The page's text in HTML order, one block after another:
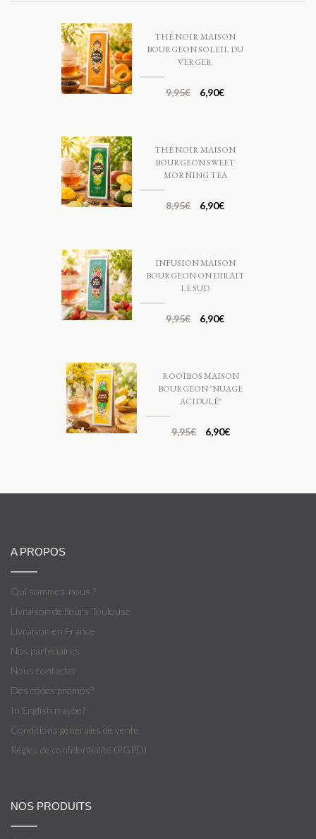
THÉ NOIR MAISON
BOURGEON SOLEIL DU
VERGER
9,95€ 6,90€
THÉ NOIR MAISON
BOURGEON SWEET
MORNING TEA
8,95€ 6,90€
INFUSION MAISON
BOURGEON ON DIRAIT
LE SUD
9,95€ 6,90€
ROOÏBOS MAISON
BOURGEON "NUAGE
ACIDULÉ"
9,95€ 6,90€
A PROPOS
Qui sommes-nous ?
Livraison de fleurs Toulouse
Livraison en France
Nos partenaires
Nous contacter
Des codes promos?
In English maybe?
Conditions générales de vente
Règles de confidentialité (RGPD)
NOS PRODUITS